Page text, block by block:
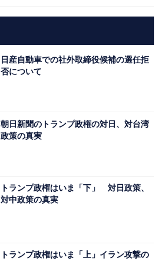
日産自動車での社外取締役候補の選任拒
否について
朝日新聞のトランプ政権の対日、対台湾
政策の真実
トランプ政権はいま「下」 対日政策、
対中政策の真実
トランプ政権はいま「上」イラン攻撃の